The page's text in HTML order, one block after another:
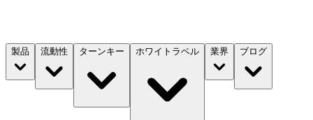
製品 流動性 ターンキー ホワイトラベル 業界 ブログ